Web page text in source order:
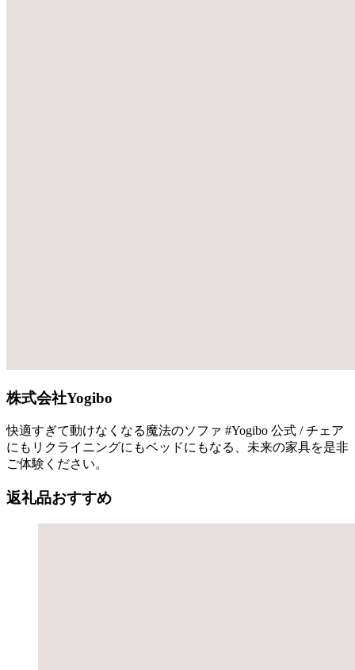
株式会社Yogibo
快適すぎて動けなくなる魔法のソファ #Yogibo 公式 / チェア
にもリクライニングにもベッドにもなる、未来の家具を是非
ご体験ください。
返礼品おすすめ